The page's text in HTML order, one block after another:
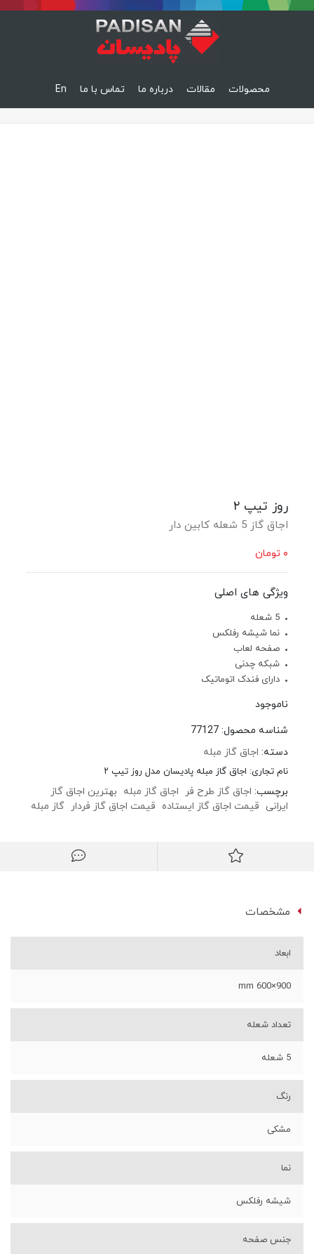
محصولات مقالات درباره ما تماس با ما En
روز تیپ ۲
اجاق گاز 5 شعله کابین دار
۰ تومان
ویژگی های اصلی
5 شعله
نما شیشه رفلکس
صفحه لعاب
شبکه چدنی
دارای فندک اتوماتیک
ناموجود
شناسه محصول: 77127
دسته: اجاق گاز مبله
نام تجاری: اجاق گاز مبله پادیسان مدل روز تیپ ۲
برچسب: اجاق گاز طرح فر اجاق گاز مبله بهترین اجاق گاز
ایرانی قیمت اجاق گاز ایستاده قیمت اجاق گاز فردار گاز مبله
مشخصات
ابعاد
900×600 mm
تعداد شعله
5 شعله
رنگ
مشکی
نما
شیشه رفلکس
جنس صفحه